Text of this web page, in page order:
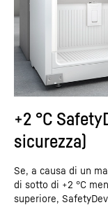
+2 °C
sicurezza)
Se, a causa di un
di sotto di +2 °C
superiore,